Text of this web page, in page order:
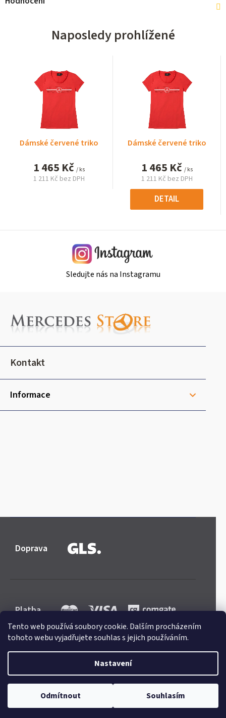
Tento web používá soubory cookie. Dalším procházením
tohoto webu vyjadřujete souhlas s jejich používáním.
Nastavení
Odmítnout Souhlasím
Naposledy prohlížené
Dámské červené triko
1 465 Kč / ks
1 211 Kč bez DPH
Dámské červené triko
1 465 Kč / ks
1 211 Kč bez DPH
Měrná
cena:
DETAIL
Sledujte nás na Instagramu
a
í
Kontakt
Informace
Doprava
Platba
Shoptet |mime digital
Mercedes-store.com
vyhrazena.
Upravit nastavení cookies